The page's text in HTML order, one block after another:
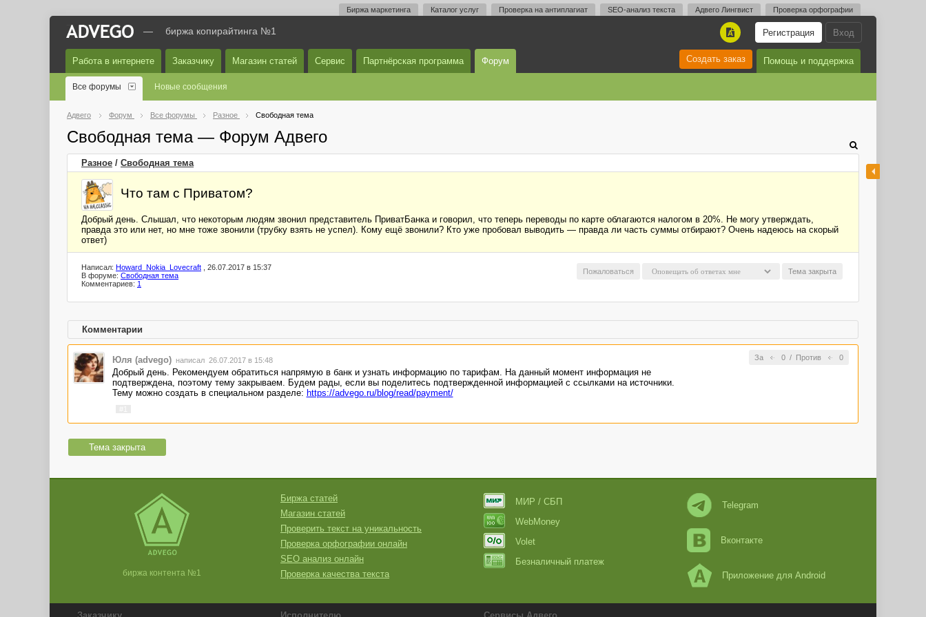
Биржа маркетинга Каталог услуг Проверка на антиплагиат SEO-анализ текста Адвего Лингвист Проверка орфографии
Вход
Регистрация
A
— биржа копирайтинга №1
Работа в интернете Заказчику Магазин статей Сервис Партнёрская программа Форум Помощь и поддержка
Создать заказ
Все форумы Новые сообщения
Адвего Форум Все форумы Разное Свободная тема
Свободная тема — Форум Адвего
Разное / Свободная тема
Что там с Приватом?
Добрый день. Слышал, что некоторым людям звонил представитель ПриватБанка и говорил, что теперь переводы по карте облагаются налогом в 20%. Не могу утверждать,
правда это или нет, но мне тоже звонили (трубку взять не успел). Кому ещё звонили? Кто уже пробовал выводить — правда ли часть суммы отбирают? Очень надеюсь на скорый
ответ)
Тема закрыта
Пожаловаться
Написал: Howard_Nokia_Lovecraft , 26.07.2017 в 15:37
В форуме: Свободная тема
Комментариев: 1
Комментарии
За 0/ Против 0
Юля (advego) написал 26.07.2017 в 15:48
Добрый день. Рекомендуем обратиться напрямую в банк и узнать информацию по тарифам. На данный момент информация не
подтверждена, поэтому тему закрываем. Будем рады, если вы поделитесь подтвержденной информацией с ссылками на источники.
Тему можно создать в специальном разделе: https://advego.ru/blog/read/payment/
Тема закрыта
биржа контента №1
Биржа статей
Магазин статей
Проверить текст на уникальность
Проверка орфографии онлайн
SEO анализ онлайн
Проверка качества текста
МИР / СБП
WebMoney
Volet
Безналичный платеж
Telegram
Вконтакте
Приложение для Android